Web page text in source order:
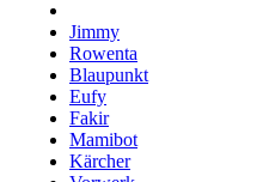
Jimmy
Rowenta
Blaupunkt
Eufy
Fakir
Mamibot
Kärcher